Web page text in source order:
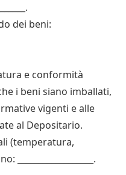
dei beni:
e conformità
i beni siano imballati,
vigenti e alle
al Depositario.
(temperatura,